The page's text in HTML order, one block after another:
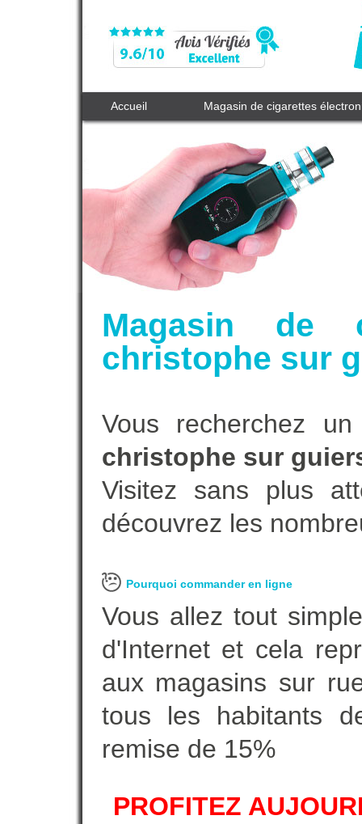
Accueil Magasin de cigarettes
Magasin de
christophe sur
Vous recherchez
christophe sur
Visitez sans plus
découvrez les
Pourquoi commander en ligne
Vous allez tout
d'Internet et cela
aux magasins sur
tous les habitants
remise de 15%
PROFITEZ